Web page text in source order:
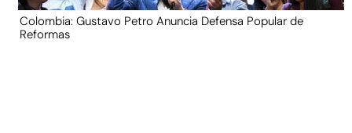
Colombia: Gustavo Petro Anuncia Defensa Popular de
Reformas